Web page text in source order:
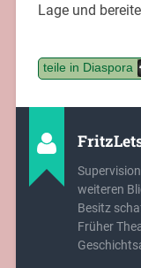
Lage und
teile in Diaspora
weiteren
Besitz
Früher